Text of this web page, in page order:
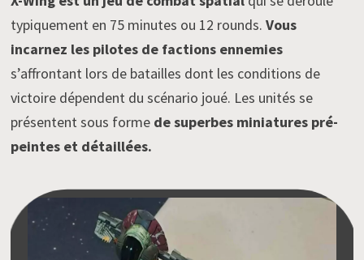
typiquement en 75 minutes ou 12 rounds.Vous
incarnez les pilotes de factions ennemies
s’affrontant lors de batailles dont les conditions de
victoire dépendent du scénario joué. Les unités se
présentent sous forme de superbes miniatures pré-
peintes et détaillées.